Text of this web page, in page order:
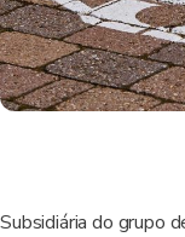
Subsidiária do grupo